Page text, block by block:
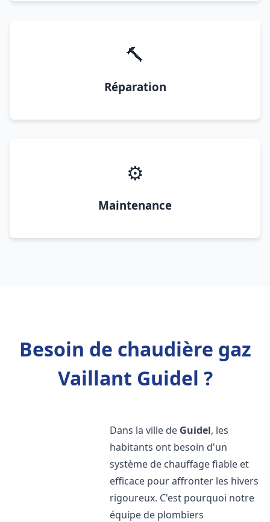
🔨
Réparation
⚙️
Maintenance
Besoin de chaudière gaz
Vaillant Guidel ?
Dans la ville de Guidel, les
habitants ont besoin d'un
système de chauffage fiable et
efficace pour affronter les hivers
rigoureux. C'est pourquoi notre
équipe de plombiers